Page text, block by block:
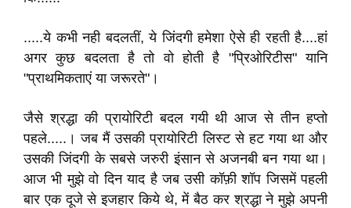
.....ये कभी नही बदलतीं, ये जिंदगी हमेशा ऐसे ही रहती है....हां
अगर कुछ बदलता है तो वो होती है "प्रिओरिटीस" यानि
"प्राथमिकताएं या जरूरते"।
जैसे श्रद्धा की प्रायोरिटी बदल गयी थी आज से तीन हप्तो
पहले.....। जब मैं उसकी प्रायोरिटी लिस्ट से हट गया था और
उसकी जिंदगी के सबसे जरुरी इंसान से अजनबी बन गया था।
आज भी मुझे वो दिन याद है जब उसी कॉफ़ी शॉप जिसमें पहली
बार एक दूजे से इजहार किये थे, में बैठ कर श्रद्धा ने मुझे अपनी